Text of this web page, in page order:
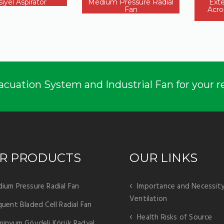
Fan
System and Industrial Fan for your
PRODUCTS
Pressure Radial Fan
Bladed Cell Radial Fan
OUR LINKS
Importance and
Ventilation
Health Risks of Source